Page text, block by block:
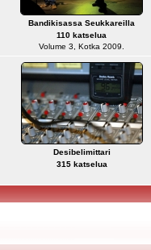
Bandikisassa Seukkareilla
110 katselua
Volume 3, Kotka 2009.
Desibelimittari
315 katselua